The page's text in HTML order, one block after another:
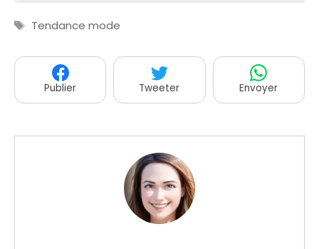
Étiquettes
Tendance mode
Publier Tweeter Envoyer